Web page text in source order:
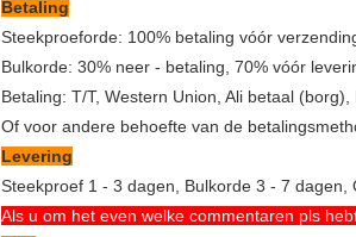
Betaling
Steekproeforde: 100% betaling vóór
Bulkorde: 30% neer - betaling, 70% vóór
Betaling: T/T, Western Union, Ali betaal (borg),
Of voor andere behoefte van de
Levering
Steekproef 1 - 3 dagen, Bulkorde 3 - 7 dagen,
Als u om het even welke commentaren pls